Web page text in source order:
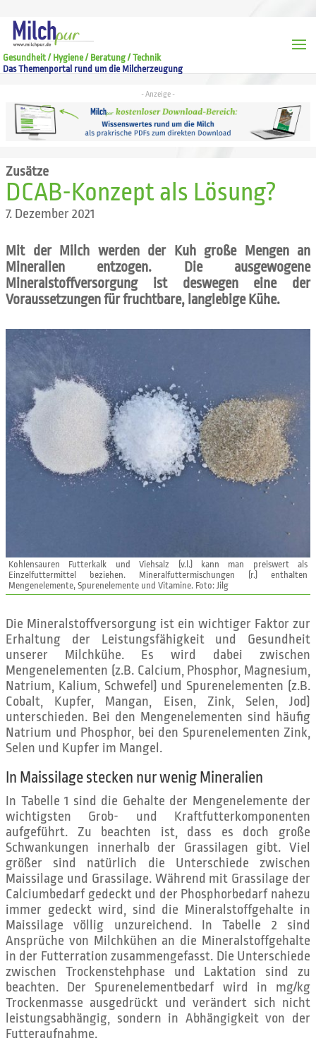
Gesundheit / Hygiene / Beratung / Technik
Das Themenportal rund um die Milcherzeugung
Zusätze
DCAB-Konzept als Lösung?
7. Dezember 2021
Mit der Milch werden der Kuh große Mengen an
Mineralien entzogen. Die ausgewogene
Mineralstoffversorgung ist deswegen eine der
Voraussetzungen für fruchtbare, langlebige Kühe.
Kohlensauren Futterkalk und Viehsalz (v.l.) kann man preiswert als
Einzelfuttermittel beziehen. Mineralfuttermischungen (r.) enthalten
Mengenelemente, Spurenelemente und Vitamine. Foto: Jilg
Die Mineralstoffversorgung ist ein wichtiger Faktor zur
Erhaltung der Leistungsfähigkeit und Gesundheit
unserer Milchkühe. Es wird dabei zwischen
Mengenelementen (z.B. Calcium, Phosphor, Magnesium,
Natrium, Kalium, Schwefel) und Spurenelementen (z.B.
Cobalt, Kupfer, Mangan, Eisen, Zink, Selen, Jod)
unterschieden. Bei den Mengenelementen sind häufig
Natrium und Phosphor, bei den Spurenelementen Zink,
Selen und Kupfer im Mangel.
In Maissilage stecken nur wenig Mineralien
In Tabelle 1 sind die Gehalte der Mengenelemente der
wichtigsten Grob- und Kraftfutterkomponenten
aufgeführt. Zu beachten ist, dass es doch große
Schwankungen innerhalb der Grassilagen gibt. Viel
größer sind natürlich die Unterschiede zwischen
Maissilage und Grassilage. Während mit Grassilage der
Calciumbedarf gedeckt und der Phosphorbedarf nahezu
immer gedeckt wird, sind die Mineralstoffgehalte in
Maissilage völlig unzureichend. In Tabelle 2 sind
Ansprüche von Milchkühen an die Mineralstoffgehalte
in der Futterration zusammengefasst. Die Unterschiede
zwischen Trockenstehphase und Laktation sind zu
beachten. Der Spurenelementbedarf wird in mg/kg
Trockenmasse ausgedrückt und verändert sich nicht
leistungsabhängig, sondern in Abhängigkeit von der
Futteraufnahme.